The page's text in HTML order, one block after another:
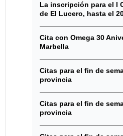
La inscripción para el I
de El Lucero, hasta el
Cita con Omega 30
Marbella
Citas para el fin de
provincia
Citas para el fin de
provincia